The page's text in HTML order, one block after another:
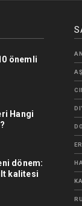
önemli
Hangi
dönem:
kalitesi